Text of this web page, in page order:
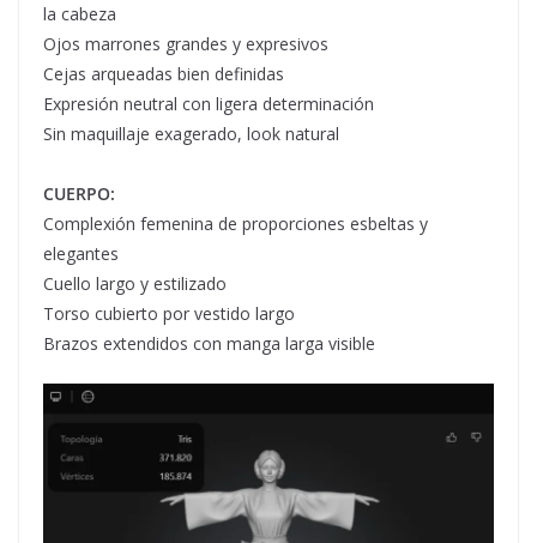
la cabeza
Ojos marrones grandes y expresivos
Cejas arqueadas bien definidas
Expresión neutral con ligera determinación
Sin maquillaje exagerado, look natural
CUERPO:
Complexión femenina de proporciones esbeltas y
elegantes
Cuello largo y estilizado
Torso cubierto por vestido largo
Brazos extendidos con manga larga visible